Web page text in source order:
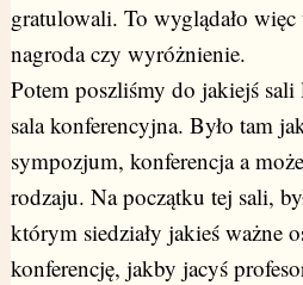
gratulowali. To wyglądało więc
nagroda czy wyróżnienie.
Potem poszliśmy do jakiejś
sala konferencyjna. Było tam
sympozjum, konferencja a
rodzaju. Na początku tej sali,
którym siedziały jakieś ważne
konferencję, jakby jacyś